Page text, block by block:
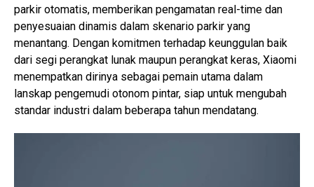
parkir otomatis, memberikan pengamatan real-time dan
penyesuaian dinamis dalam skenario parkir yang
menantang. Dengan komitmen terhadap keunggulan baik
dari segi perangkat lunak maupun perangkat keras, Xiaomi
menempatkan dirinya sebagai pemain utama dalam
lanskap pengemudi otonom pintar, siap untuk mengubah
standar industri dalam beberapa tahun mendatang.